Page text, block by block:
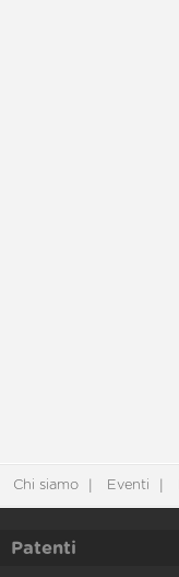
Chi siamo Eventi
Patenti